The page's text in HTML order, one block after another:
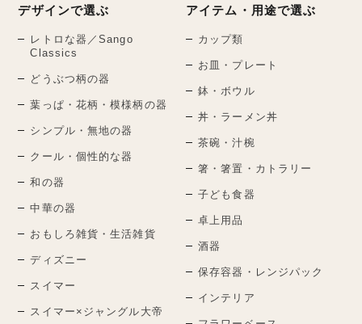
デザインで選ぶ
レトロな器／Sango
Classics
どうぶつ柄の器
葉っぱ・花柄・模様柄の器
シンプル・無地の器
クール・個性的な器
和の器
中華の器
おもしろ雑貨・生活雑貨
ディズニー
スイマー
スイマー×ジャングル大帝
アイテム・用途で選ぶ
カップ類
お皿・プレート
鉢・ボウル
丼・ラーメン丼
茶碗・汁椀
箸・箸置・カトラリー
子ども食器
卓上用品
酒器
保存容器・レンジパック
インテリア